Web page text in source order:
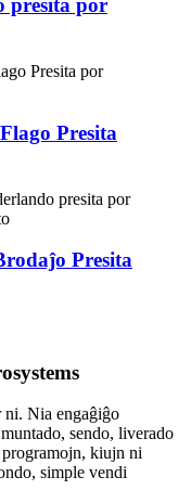
presita por
Presita
Presita
ni. Nia engaĝiĝo
sendo, liverado
kiujn ni
simple vendi